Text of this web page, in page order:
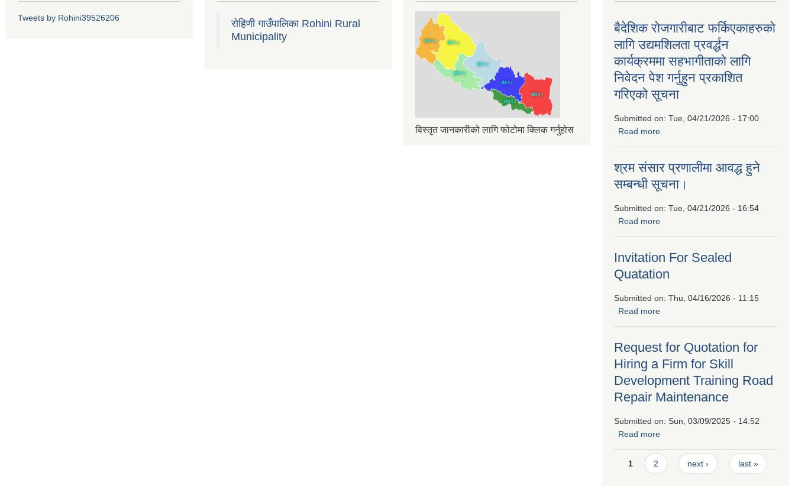
Tweets by Rohini39526206
रोहिणी गाउँपालिका Rohini Rural
Municipality
विस्तृत जानकारीको लागि फोटोमा क्लिक गर्नुहोस
बैदेशिक रोजगारीबाट फर्किएकाहरुको
लागि उद्यमशिलता प्रवर्द्धन
कार्यक्रममा सहभागीताको लागि
निवेदन पेश गर्नुहुन प्रकाशित
गरिएको सूचना
Submitted on: Tue, 04/21/2026 - 17:00
Read more
लागि उद्यमशिलता प्रवर्द्धन कार्यक्रममा
गरिएको सूचना
श्रम संसार प्रणालीमा आवद्ध हुने
सम्बन्धी सूचना।
Submitted on: Tue, 04/21/2026 - 16:54
Read more
सम्बन्धी सूचना।
Invitation For Sealed
Quatation
Submitted on: Thu, 04/16/2026 - 11:15
Read more
Quatation
Request for Quotation for
Hiring a Firm for Skill
Development Training Road
Repair Maintenance
Submitted on: Sun, 03/09/2025 - 14:52
Read more
Hiring a Firm for Skill Development
Training Road Repair Maintenance
Pages
1 2 next › last »